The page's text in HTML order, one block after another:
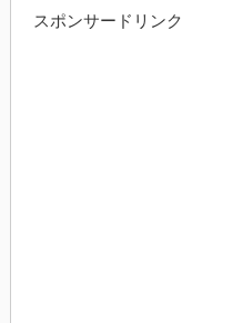
スポンサードリンク